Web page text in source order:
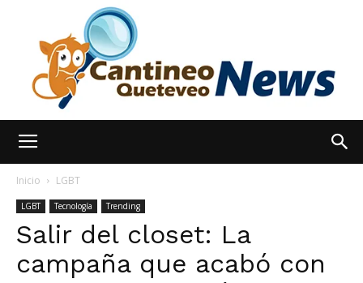
Noticias
Inicio LGBT
LGBT Tecnología Trending
Salir del closet: La
campaña que acabó con